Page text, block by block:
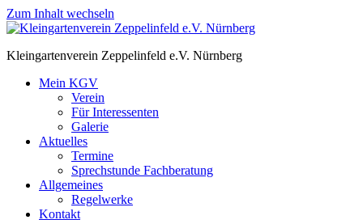
Zum Inhalt wechseln
Kleingartenverein Zeppelinfeld e.V. Nürnberg
Mein KGV
Verein
Für Interessenten
Galerie
Aktuelles
Termine
Sprechstunde Fachberatung
Allgemeines
Regelwerke
Kontakt